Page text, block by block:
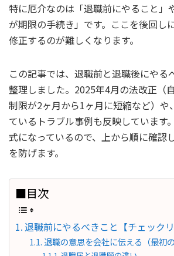
特に厄介なのは「退職前にやること
が期限の手続き」です。ここを後回し
修正するのが難しくなります。
この記事では、退職前と退職後にやる
整理しました。2025年4月の法改正（
制限が2ヶ月から1ヶ月に短縮など）や
ているトラブル事例も反映しています
式になっているので、上から順に確認
を防げます。
■目次
退職前にやるべきこと【チェックリ
退職の意思を会社に伝える（最初の